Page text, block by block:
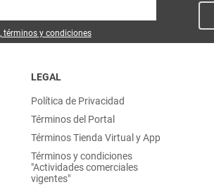
términos y condiciones
LEGAL
Política de Privacidad
Términos del Portal
Términos Tienda Virtual y App
Términos y condiciones
"Actividades comerciales
vigentes"